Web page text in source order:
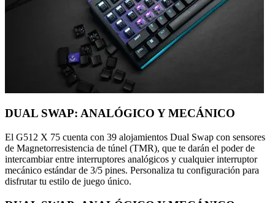
DUAL SWAP: ANALÓGICO Y MECÁNICO
El G512 X 75 cuenta con 39 alojamientos Dual Swap con sensores
de Magnetorresistencia de túnel (TMR), que te darán el poder de
intercambiar entre interruptores analógicos y cualquier interruptor
mecánico estándar de 3/5 pines. Personaliza tu configuración para
disfrutar tu estilo de juego único.